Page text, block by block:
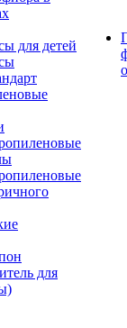
для детей
для